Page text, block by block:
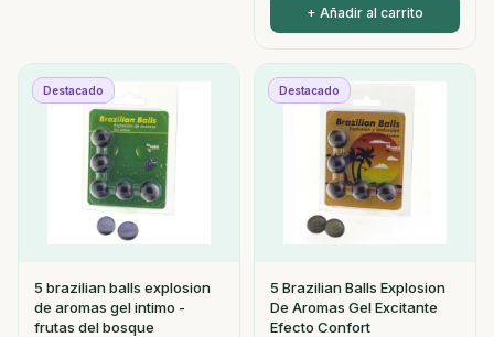
+ Añadir al carrito
Destacado
5 brazilian balls explosion
de aromas gel intimo -
frutas del bosque
Destacado
5 Brazilian Balls Explosion
De Aromas Gel Excitante
Efecto Confort